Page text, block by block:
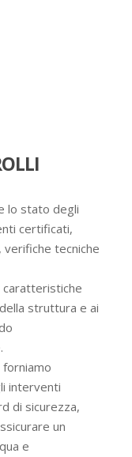
lo stato degli
certificati,
, verifiche tecniche
caratteristiche
struttura e ai
interventi
di sicurezza,
un
e